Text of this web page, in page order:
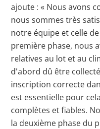
ajoute : « Nous avons
nous sommes très
notre équipe et celle
première phase, nous
relatives au lot et au
d'abord dû être
inscription correcte
est essentielle pour
complètes et fiables.
la deuxième phase du